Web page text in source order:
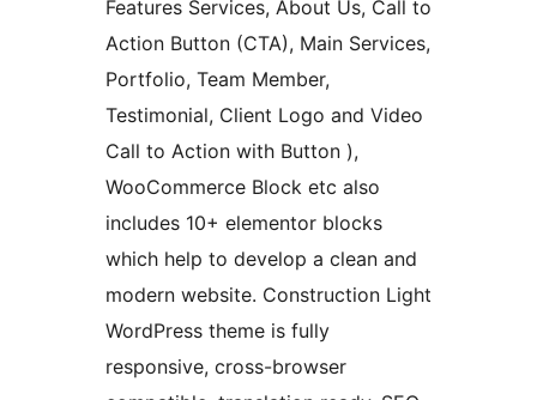
Features Services, About Us, Call to
Action Button (CTA), Main Services,
Portfolio, Team Member,
Testimonial, Client Logo and Video
Call to Action with Button ),
WooCommerce Block etc also
includes 10+ elementor blocks
which help to develop a clean and
modern website. Construction Light
WordPress theme is fully
responsive, cross-browser